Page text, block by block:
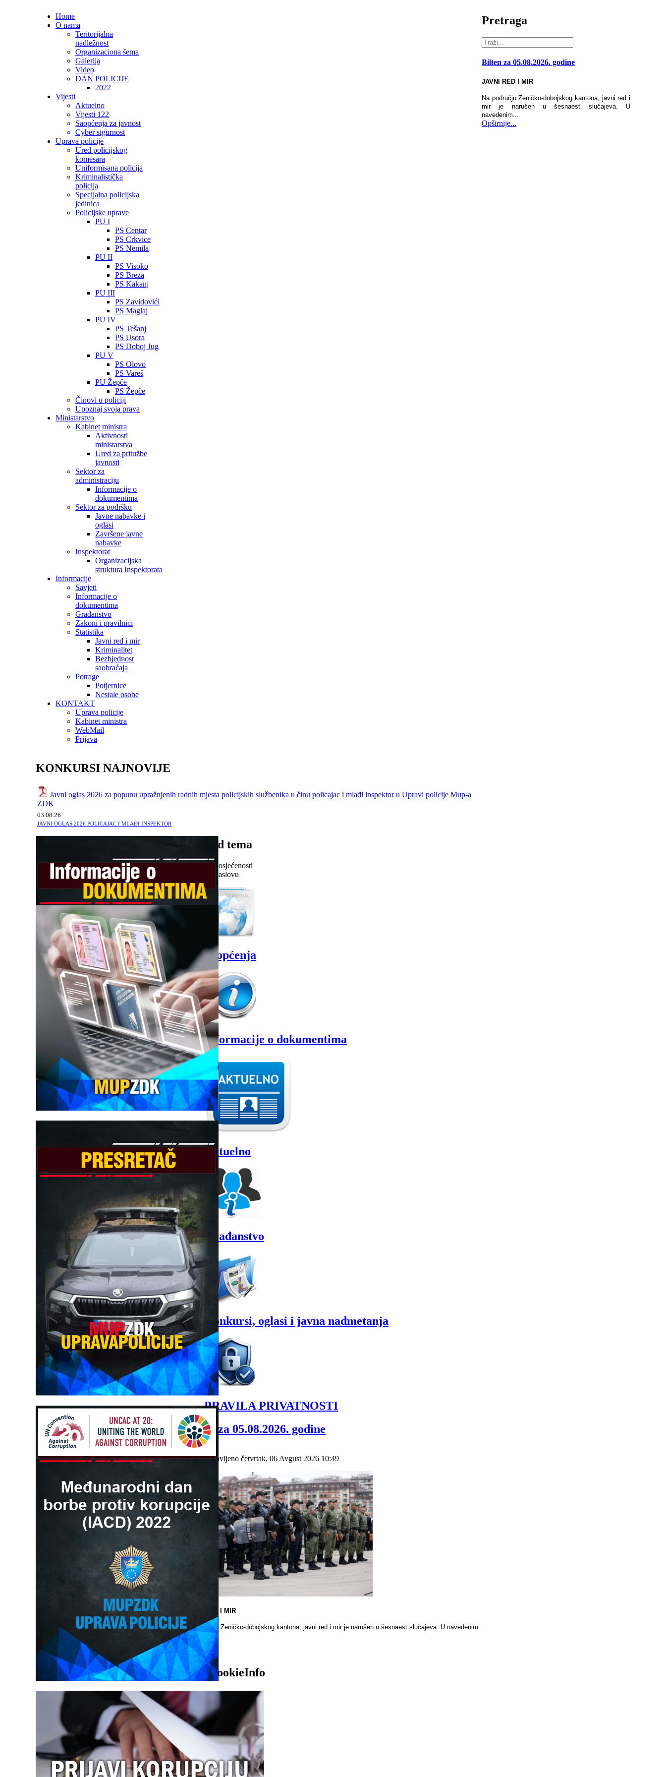
Home
O nama
Teritorijalna
nadležnost
Organizaciona šema
Galerija
Video
DAN POLICIJE
2022
Vijesti
Aktuelno
Vijesti 122
Saopćenja za javnost
Cyber sigurnost
Uprava policije
Ured policijskog
komesara
Uniformisana policija
Kriminalistička
policija
Specijalna policijska
jedinica
Policijske uprave
PU I
PS Centar
PS Crkvice
PS Nemila
PU II
PS Visoko
PS Breza
PS Kakanj
PU III
PS Zavidovići
PS Maglaj
PU IV
PS Tešanj
PS Usora
PS Doboj Jug
PU V
PS Olovo
PS Vareš
PU Žepče
PS Žepče
Činovi u policiji
Upoznaj svoja prava
Ministarstvo
Kabinet ministra
Aktivnosti
ministarstva
Ured za pritužbe
javnosti
Sektor za
administraciju
Informacije o
dokumentima
Sektor za podršku
Javne nabavke i
oglasi
Završene javne
nabavke
Inspektorat
Organizacijska
struktura Inspektorata
Informacije
Savjeti
Informacije o
dokumentima
Građanstvo
Zakoni i pravilnici
Statistika
Javni red i mir
Kriminalitet
Bezbjednost
saobraćaja
Potrage
Potjernice
Nestale osobe
KONTAKT
Uprava policije
Kabinet ministra
WebMail
Prijava
Pretraga
Bilten za 05.08.2026. godine
JAVNI RED I MIR
Na području Zeničko-dobojskog kantona, javni red i
mir je narušen u šesnaest slučajeva. U
navedenim...
Opširnije...
KONKURSI NAJNOVIJE
Javni oglas 2026 za popunu upražnjenih radnih mjesta policijskih službenika u činu policajac i mlađi inspektor u Upravi policije Mup-a
ZDK
03.08.26
JAVNI OGLAS 2026 POLICAJAC I MLAĐI INSPEKTOR
Pregled tema
Po posjećenosti
Po naslovu
Saopćenja
Informacije o dokumentima
Aktuelno
Građanstvo
Konkursi, oglasi i javna nadmetanja
PRAVILA PRIVATNOSTI
Bilten za 05.08.2026. godine
Detalji
Objavljeno četvrtak, 06 Avgust 2026 10:49
JAVNI RED I MIR
Na području Zeničko-dobojskog kantona, javni red i mir je narušen u šesnaest slučajeva. U navedenim...
Opširnije...
EasyCookieInfo
Najnovije